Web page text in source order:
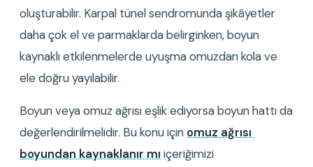
oluşturabilir. Karpal tünel sendromunda şikâyetler
daha çok el ve parmaklarda belirginken, boyun
kaynaklı etkilenmelerde uyuşma omuzdan kola ve
ele doğru yayılabilir.
Boyun veya omuz ağrısı eşlik ediyorsa boyun hattı da
değerlendirilmelidir. Bu konu için omuz ağrısı
boyundan kaynaklanır mı içeriğimizi